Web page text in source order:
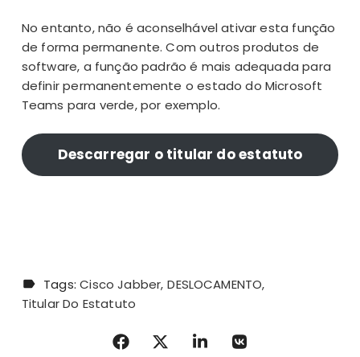
No entanto, não é aconselhável ativar esta função
de forma permanente. Com outros produtos de
software, a função padrão é mais adequada para
definir permanentemente o estado do Microsoft
Teams para verde, por exemplo.
Descarregar o titular do estatuto
Tags:Cisco Jabber DESLOCAMENTO
Titular Do Estatuto